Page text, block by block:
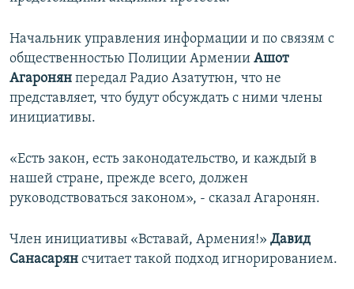
Начальник управления информации и по связям с
общественностью Полиции Армении Ашот
Агаронян передал Радио Азатутюн, что не
представляет, что будут обсуждать с ними члены
инициативы.
«Есть закон, есть законодательство, и каждый в
нашей стране, прежде всего, должен
руководствоваться законом», - сказал Агаронян.
Член инициативы «Вставай, Армения!» Давид
Санасарян считает такой подход игнорированием.